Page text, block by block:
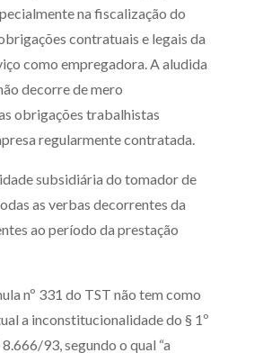
na fiscalização do
contratuais e legais da
como empregadora. A aludida
decorre de mero
obrigações trabalhistas
regularmente contratada.
subsidiária do tomador de
as verbas decorrentes da
ao período da prestação
nº 331 do TST não tem como
a inconstitucionalidade do § 1º
93, segundo o qual “a